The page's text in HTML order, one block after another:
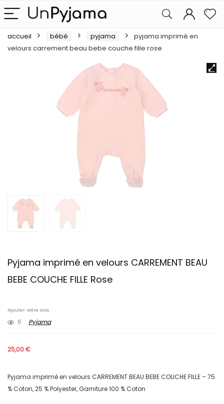
accueil bébé pyjama
pyjama imprimé en
velours carrement beau bebe couche fille rose
Pyjama imprimé en velours CARREMENT BEAU
BEBE COUCHE FILLE Rose
Ajouter votre avis
5 Pyjama
25,00€
Pyjama imprimé en velours CARREMENT BEAU BEBE COUCHE FILLE – 75
% Coton, 25 % Polyester, Garniture 100 % Coton